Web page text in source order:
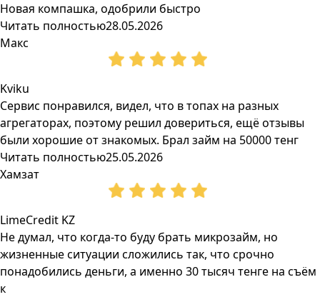
Новая компашка, одобрили быстро
Читать полностью28.05.2026
Макс
Kviku
Сервис понравился, видел, что в топах на разных
агрегаторах, поэтому решил довериться, ещё отзывы
были хорошие от знакомых. Брал займ на 50000 тенг
Читать полностью25.05.2026
Хамзат
LimeCredit KZ
Не думал, что когда-то буду брать микрозайм, но
жизненные ситуации сложились так, что срочно
понадобились деньги, а именно 30 тысяч тенге на съём
к